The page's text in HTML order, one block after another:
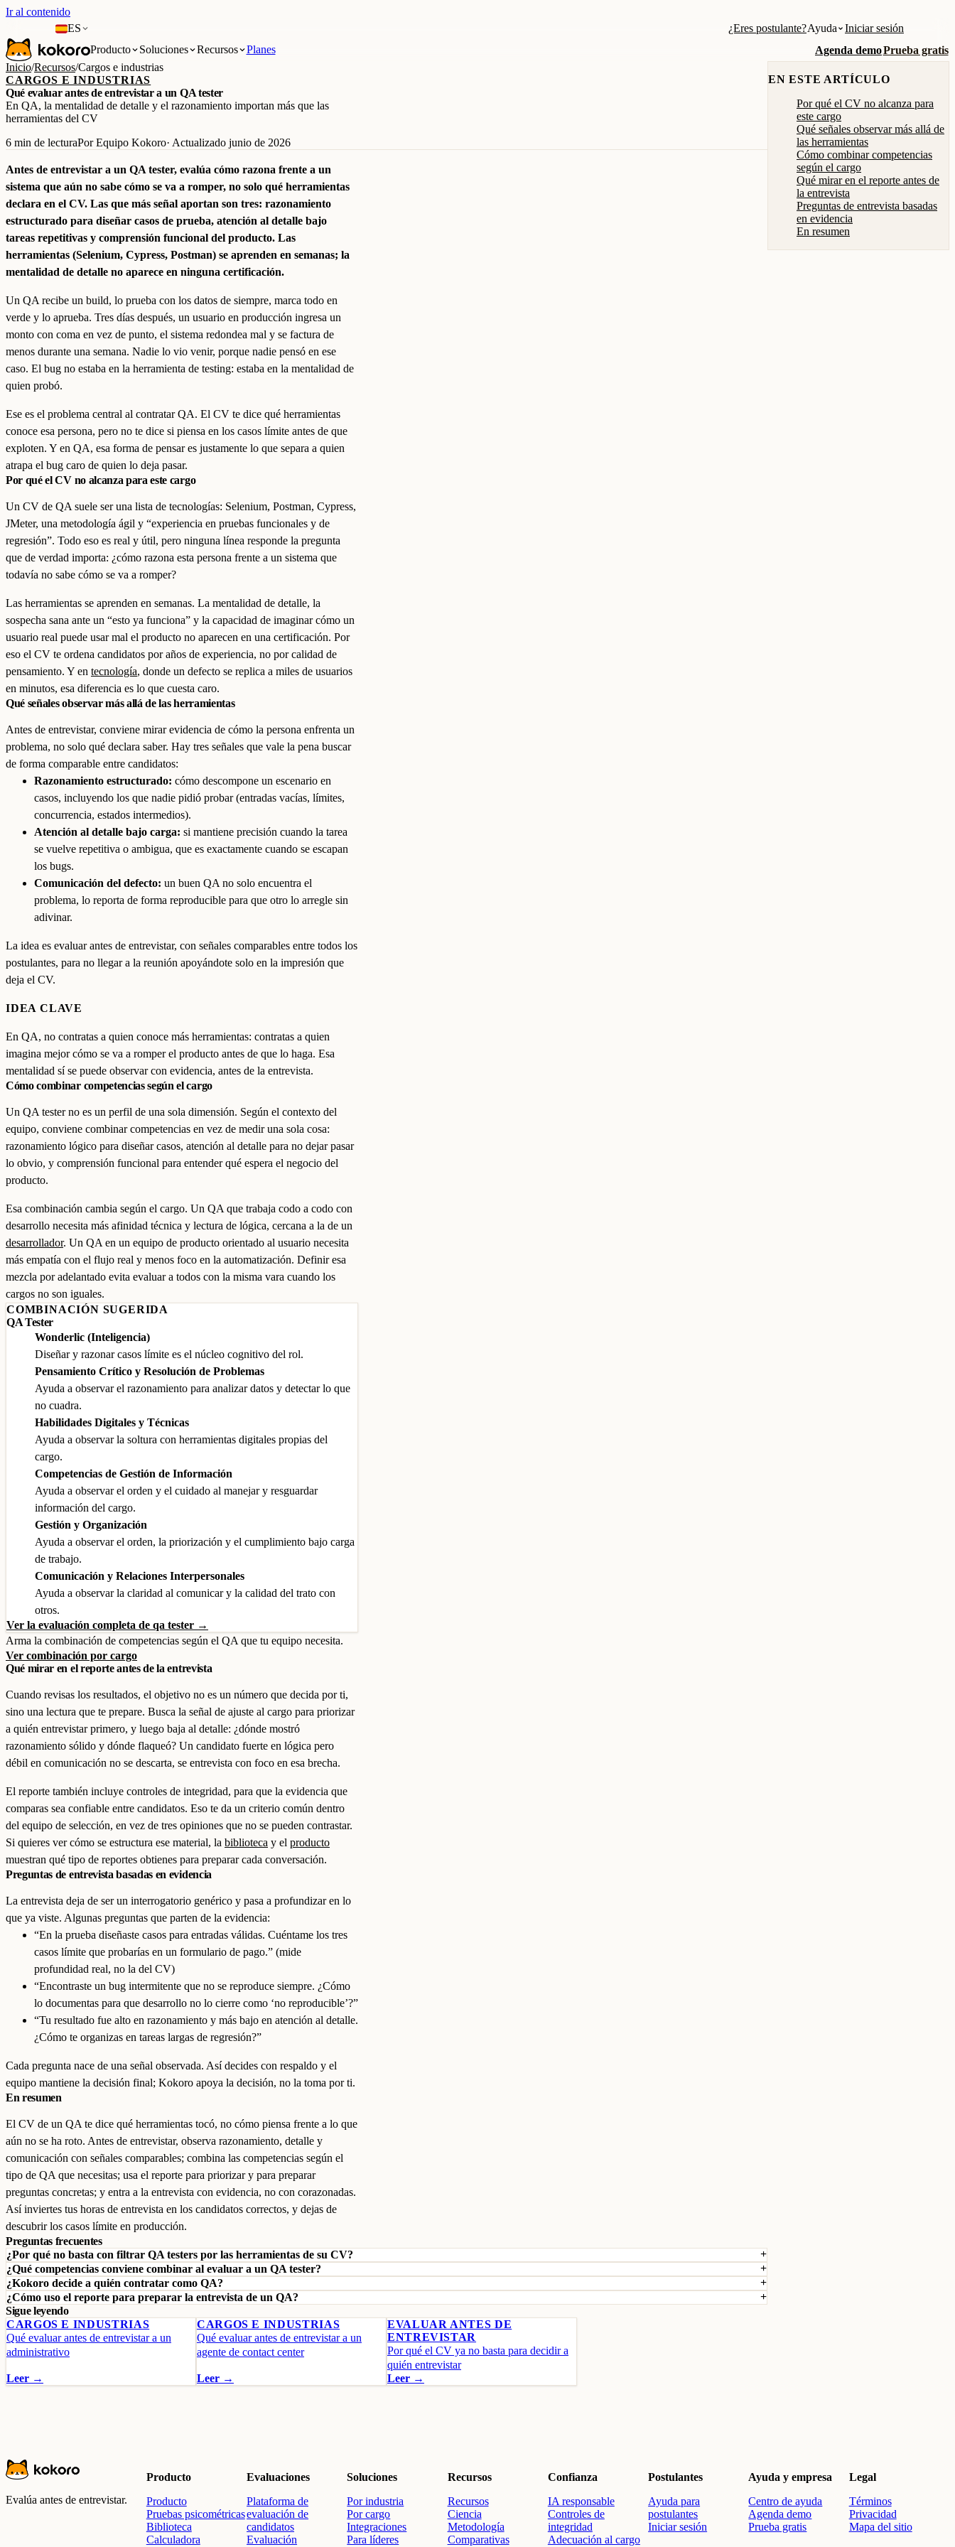
Ir al contenido
ES
¿Eres postulante?Ayuda
Iniciar sesión
Producto
Soluciones Recursos Planes Agenda demoPrueba gratis
Inicio/Recursos/Cargos e industrias
CARGOS E INDUSTRIAS
Qué evaluar antes de entrevistar a un QA tester
En QA, la mentalidad de detalle y el razonamiento importan más que las
herramientas del CV
6 min de lecturaPor Equipo Kokoro· Actualizado junio de 2026
Antes de entrevistar a un QA tester, evalúa cómo razona frente a un
sistema que aún no sabe cómo se va a romper, no solo qué herramientas
declara en el CV. Las que más señal aportan son tres: razonamiento
estructurado para diseñar casos de prueba, atención al detalle bajo
tareas repetitivas y comprensión funcional del producto. Las
herramientas (Selenium, Cypress, Postman) se aprenden en semanas; la
mentalidad de detalle no aparece en ninguna certificación.
Un QA recibe un build, lo prueba con los datos de siempre, marca todo en
verde y lo aprueba. Tres días después, un usuario en producción ingresa un
monto con coma en vez de punto, el sistema redondea mal y se factura de
menos durante una semana. Nadie lo vio venir, porque nadie pensó en ese
caso. El bug no estaba en la herramienta de testing: estaba en la mentalidad de
quien probó.
Ese es el problema central al contratar QA. El CV te dice qué herramientas
conoce esa persona, pero no te dice si piensa en los casos límite antes de que
exploten. Y en QA, esa forma de pensar es justamente lo que separa a quien
atrapa el bug caro de quien lo deja pasar.
Por qué el CV no alcanza para este cargo
Un CV de QA suele ser una lista de tecnologías: Selenium, Postman, Cypress,
JMeter, una metodología ágil y “experiencia en pruebas funcionales y de
regresión”. Todo eso es real y útil, pero ninguna línea responde la pregunta
que de verdad importa: ¿cómo razona esta persona frente a un sistema que
todavía no sabe cómo se va a romper?
Las herramientas se aprenden en semanas. La mentalidad de detalle, la
sospecha sana ante un “esto ya funciona” y la capacidad de imaginar cómo un
usuario real puede usar mal el producto no aparecen en una certificación. Por
eso el CV te ordena candidatos por años de experiencia, no por calidad de
pensamiento. Y en tecnología, donde un defecto se replica a miles de usuarios
en minutos, esa diferencia es lo que cuesta caro.
Qué señales observar más allá de las herramientas
Antes de entrevistar, conviene mirar evidencia de cómo la persona enfrenta un
problema, no solo qué declara saber. Hay tres señales que vale la pena buscar
de forma comparable entre candidatos:
Razonamiento estructurado: cómo descompone un escenario en
casos, incluyendo los que nadie pidió probar (entradas vacías, límites,
concurrencia, estados intermedios).
Atención al detalle bajo carga: si mantiene precisión cuando la tarea
se vuelve repetitiva o ambigua, que es exactamente cuando se escapan
los bugs.
Comunicación del defecto: un buen QA no solo encuentra el
problema, lo reporta de forma reproducible para que otro lo arregle sin
adivinar.
La idea es evaluar antes de entrevistar, con señales comparables entre todos los
postulantes, para no llegar a la reunión apoyándote solo en la impresión que
deja el CV.
IDEA CLAVE
En QA, no contratas a quien conoce más herramientas: contratas a quien
imagina mejor cómo se va a romper el producto antes de que lo haga. Esa
mentalidad sí se puede observar con evidencia, antes de la entrevista.
Cómo combinar competencias según el cargo
Un QA tester no es un perfil de una sola dimensión. Según el contexto del
equipo, conviene combinar competencias en vez de medir una sola cosa:
razonamiento lógico para diseñar casos, atención al detalle para no dejar pasar
lo obvio, y comprensión funcional para entender qué espera el negocio del
producto.
Esa combinación cambia según el cargo. Un QA que trabaja codo a codo con
desarrollo necesita más afinidad técnica y lectura de lógica, cercana a la de un
desarrollador. Un QA en un equipo de producto orientado al usuario necesita
más empatía con el flujo real y menos foco en la automatización. Definir esa
mezcla por adelantado evita evaluar a todos con la misma vara cuando los
cargos no son iguales.
COMBINACIÓN SUGERIDA
QA Tester
Wonderlic (Inteligencia)
Diseñar y razonar casos límite es el núcleo cognitivo del rol.
Pensamiento Crítico y Resolución de Problemas
Ayuda a observar el razonamiento para analizar datos y detectar lo que
no cuadra.
Habilidades Digitales y Técnicas
Ayuda a observar la soltura con herramientas digitales propias del
cargo.
Competencias de Gestión de Información
Ayuda a observar el orden y el cuidado al manejar y resguardar
información del cargo.
Gestión y Organización
Ayuda a observar el orden, la priorización y el cumplimiento bajo carga
de trabajo.
Comunicación y Relaciones Interpersonales
Ayuda a observar la claridad al comunicar y la calidad del trato con
otros.
Ver la evaluación completa de qa tester →
Arma la combinación de competencias según el QA que tu equipo necesita.
Ver combinación por cargo
Qué mirar en el reporte antes de la entrevista
Cuando revisas los resultados, el objetivo no es un número que decida por ti,
sino una lectura que te prepare. Busca la señal de ajuste al cargo para priorizar
a quién entrevistar primero, y luego baja al detalle: ¿dónde mostró
razonamiento sólido y dónde flaqueó? Un candidato fuerte en lógica pero
débil en comunicación no se descarta, se entrevista con foco en esa brecha.
El reporte también incluye controles de integridad, para que la evidencia que
comparas sea confiable entre candidatos. Eso te da un criterio común dentro
del equipo de selección, en vez de tres opiniones que no se pueden contrastar.
Si quieres ver cómo se estructura ese material, la biblioteca y el producto
muestran qué tipo de reportes obtienes para preparar cada conversación.
Preguntas de entrevista basadas en evidencia
La entrevista deja de ser un interrogatorio genérico y pasa a profundizar en lo
que ya viste. Algunas preguntas que parten de la evidencia:
“En la prueba diseñaste casos para entradas válidas. Cuéntame los tres
casos límite que probarías en un formulario de pago.” (mide
profundidad real, no la del CV)
“Encontraste un bug intermitente que no se reproduce siempre. ¿Cómo
lo documentas para que desarrollo no lo cierre como ‘no reproducible’?”
“Tu resultado fue alto en razonamiento y más bajo en atención al detalle.
¿Cómo te organizas en tareas largas de regresión?”
Cada pregunta nace de una señal observada. Así decides con respaldo y el
equipo mantiene la decisión final; Kokoro apoya la decisión, no la toma por ti.
En resumen
El CV de un QA te dice qué herramientas tocó, no cómo piensa frente a lo que
aún no se ha roto. Antes de entrevistar, observa razonamiento, detalle y
comunicación con señales comparables; combina las competencias según el
tipo de QA que necesitas; usa el reporte para priorizar y para preparar
preguntas concretas; y entra a la entrevista con evidencia, no con corazonadas.
Así inviertes tus horas de entrevista en los candidatos correctos, y dejas de
descubrir los casos límite en producción.
Preguntas frecuentes
¿Por qué no basta con filtrar QA testers por las herramientas de su CV?
¿Qué competencias conviene combinar al evaluar a un QA tester?
¿Kokoro decide a quién contratar como QA?
¿Cómo uso el reporte para preparar la entrevista de un QA?
Sigue leyendo
CARGOS E INDUSTRIAS
Qué evaluar antes de entrevistar a un
administrativo
Leer →
CARGOS E INDUSTRIAS
Qué evaluar antes de entrevistar a un
agente de contact center
Leer →
EVALUAR ANTES DE
ENTREVISTAR
Por qué el CV ya no basta para decidir a
quién entrevistar
Leer →
EN ESTE ARTÍCULO
Por qué el CV no alcanza para
este cargo
Qué señales observar más allá de
las herramientas
Cómo combinar competencias
según el cargo
Qué mirar en el reporte antes de
la entrevista
Preguntas de entrevista basadas
en evidencia
En resumen
Evalúa antes de entrevistar.
Producto
Producto
Pruebas psicométricas
Biblioteca
Calculadora
Evaluaciones
Plataforma de
evaluación de
candidatos
Evaluación
Soluciones
Por industria
Por cargo
Integraciones
Para líderes
Recursos
Recursos
Ciencia
Metodología
Comparativas
Confianza
IA responsable
Controles de
integridad
Adecuación al cargo
Postulantes
Ayuda para
postulantes
Iniciar sesión
Ayuda y empresa
Centro de ayuda
Agenda demo
Prueba gratis
Legal
Términos
Privacidad
Mapa del sitio